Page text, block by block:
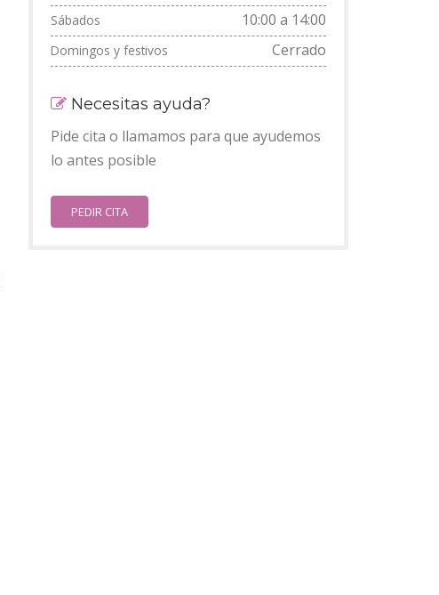
Sábados 10:00 a 14:00
Domingos y festivos Cerrado
Necesitas ayuda?
Pide cita o llamamos para que ayudemos
lo antes posible
PEDIR CITA